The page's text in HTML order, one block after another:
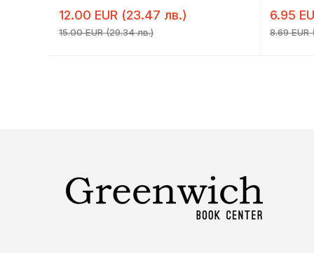
12.00 EUR (23.47 лв.)
15.00 EUR (29.34 лв.)
6.95
8.69 EUR